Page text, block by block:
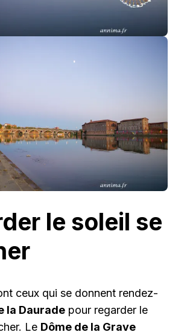
le soleil se
ceux qui se donnent rendez-
la Daurade pour regarder le
Le Dôme de la Grave